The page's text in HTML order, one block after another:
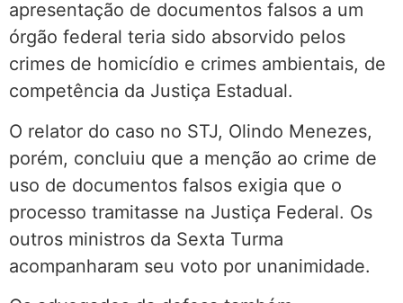
apresentação de documentos falsos a um
órgão federal teria sido absorvido pelos
crimes de homicídio e crimes ambientais, de
competência da Justiça Estadual.
O relator do caso no STJ, Olindo Menezes,
porém, concluiu que a menção ao crime de
uso de documentos falsos exigia que o
processo tramitasse na Justiça Federal. Os
outros ministros da Sexta Turma
acompanharam seu voto por unanimidade.